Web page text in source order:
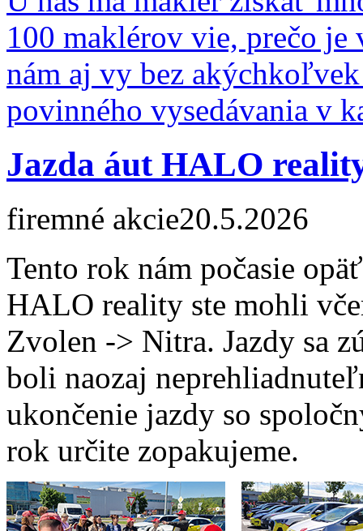
100 maklérov vie, prečo
nám aj vy bez
povinného vysedávania v
Jazda áut HALO
firemné akcie20.5.2026
Tento rok nám počasie
HALO reality ste mohli
Zvolen -> Nitra. Jazdy sa
boli naozaj
ukončenie jazdy so
rok určite zopakujeme.